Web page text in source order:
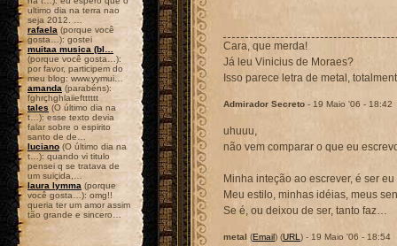
ultimo dia na terra nao
seja 2012. …
rafaela (porque você
gosta…): gostei
muitaa musica (bl…
(porque você gosta…):
por favor, participem do
meu blog: www.yymui…
amanda (parabéns):
fghrçhghlaiieftttttt
tales (O último dia na
t…): esse texto devia
falar sobre o espirito
santo de de…
luciano (O último dia na
t…): quando vi titulo
pensei q se tratava de
um suiçida,…
laura lymma (porque
você gosta…): omg!!
queria ter um amor assim
tão grande e sincero…
Cara, que merda!
Já leu Vinicius de Moraes?
Isso parece letra de metal,
Admirador Secreto - 19 Maio '06 - 18:42
uhuuu,
não vem comparar o que eu
Minha inteção ao escrever, é ser eu
Meu estilo, minhas idéias, meus
Se é, ou deixou de ser, tanto faz…
metal (Email) (URL ) - 19 Maio '06 - 18:54